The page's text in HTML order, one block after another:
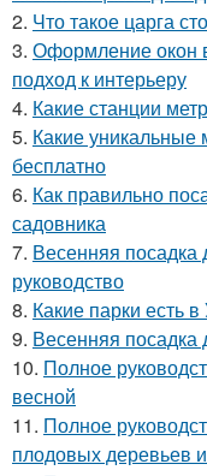
2. Что такое царга
3. Оформление окон
подход к интерьеру
4. Какие станции
5. Какие
бесплатно
6. Как правильно
садовника
7. Весенняя посадка
руководство
8. Какие парки есть
9. Весенняя посадка
10. Полное
весной
11. Полное
плодовых деревьев